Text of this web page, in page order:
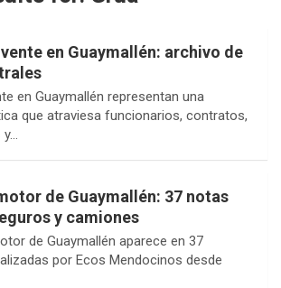
en Guaymallén: archivo de
en Guaymallén representan una
que atraviesa funcionarios, contratos,
y…
de Guaymallén: 37 notas
y camiones
de Guaymallén aparece en 37
por Ecos Mendocinos desde